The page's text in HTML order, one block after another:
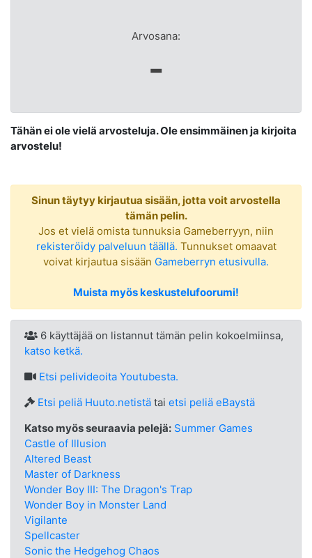
Arvosana:
-
Tähän ei ole vielä arvosteluja. Ole ensimmäinen ja kirjoita
arvostelu!
Sinun täytyy kirjautua sisään, jotta voit arvostella
tämän pelin.
Jos et vielä omista tunnuksia Gameberryyn, niin
rekisteröidy palveluun täällä. Tunnukset omaavat
voivat kirjautua sisään Gameberryn etusivulla.
Muista myös keskustelufoorumi!
6 käyttäjää on listannut tämän pelin kokoelmiinsa,
katso ketkä.
Etsi pelivideoita Youtubesta.
Etsi peliä Huuto.netistätai etsi peliä eBaystä
Katso myös seuraavia pelejä: Summer Games
Castle of Illusion
Altered Beast
Master of Darkness
Wonder Boy III: The Dragon's Trap
Wonder Boy in Monster Land
Vigilante
Spellcaster
Sonic the Hedgehog Chaos